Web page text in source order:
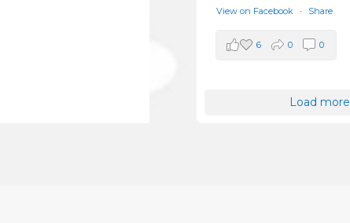
View on Facebook · Share
6 0 0
Load more